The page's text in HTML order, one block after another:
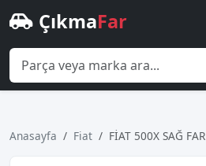
ÇıkmaFar
Anasayfa Fiat FİAT 500X SAĞ FAR